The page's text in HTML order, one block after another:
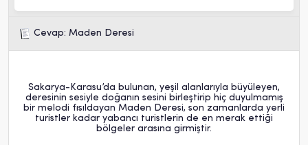
Cevap: Maden Deresi
Sakarya-Karasu’da bulunan, yeşil alanlarıyla büyüleyen,
deresinin sesiyle doğanın sesini birleştirip hiç duyulmamış
bir melodi fısıldayan Maden Deresi, son zamanlarda yerli
turistler kadar yabancı turistlerin de en merak ettiği
bölgeler arasına girmiştir.